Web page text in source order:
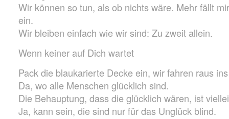
Wir können so tun, als ob nichts wäre. Mehr fällt
ein.
Wir bleiben einfach wie wir sind: Zu zweit allein.
Wenn keiner auf Dich wartet
Pack die blaukarierte Decke ein, wir fahren raus
Da, wo alle Menschen glücklich sind.
Die Behauptung, dass die glücklich wären, ist
Ja, kann sein, die sind nur für das Unglück blind.